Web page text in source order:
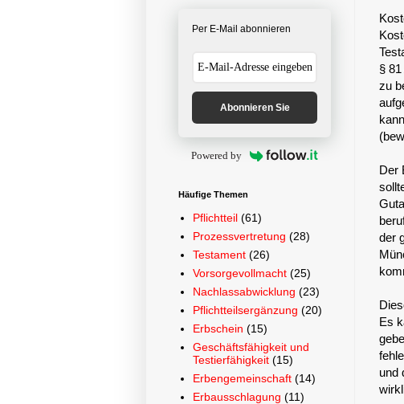
§
zu
Der
der
Es
und
Per E-Mail abonnieren
Abonnieren Sie
Powered by
Häufige Themen
Pflichtteil (61)
Prozessvertretung (28)
Testament (26)
Vorsorgevollmacht (25)
Nachlassabwicklung (23)
Pflichtteilsergänzung (20)
Erbschein (15)
Geschäftsfähigkeit und
Testierfähigkeit (15)
Erbengemeinschaft (14)
Erbausschlagung (11)